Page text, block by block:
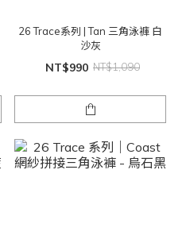
26 Trace系列 | Tan 三角泳褲 白
沙灰
NT$990 NT$1,090